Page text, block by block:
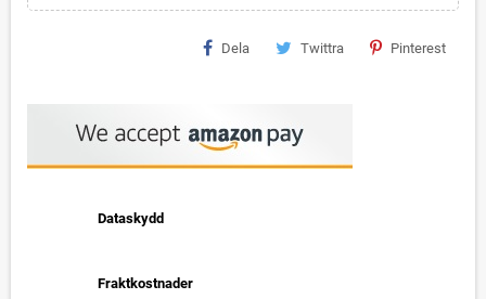
Dela Twittra Pinterest
Dataskydd
Fraktkostnader